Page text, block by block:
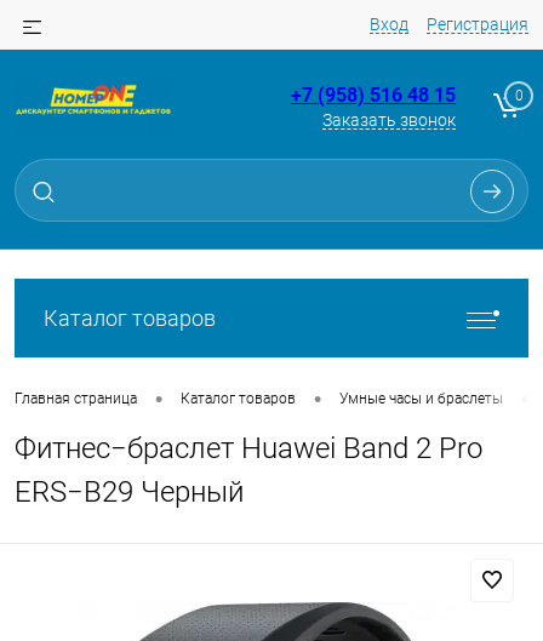
Вход Регистрация
+7 (958) 516 48 15
Заказать звонок
0
Каталог товаров
Главная страница • Каталог товаров • Умные часы и браслеты
Фитнес−браслет Huawei Band 2 Pro
ERS−B29 Черный
Для клиентов всех банков
Разбейте
без переплат
Сегодня
в корзину